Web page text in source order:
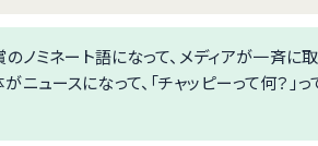
ノミネート語になって、メディアが一斉に
ニュースになって、「チャッピーって何？」